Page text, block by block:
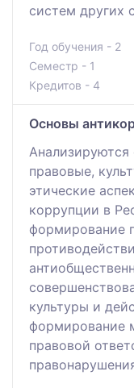
систем других
Год обучения - 2
Семестр - 1
Кредитов - 4
Основы
правовые,
этические
коррупции в
формирование
культуры и
формирование
правовой